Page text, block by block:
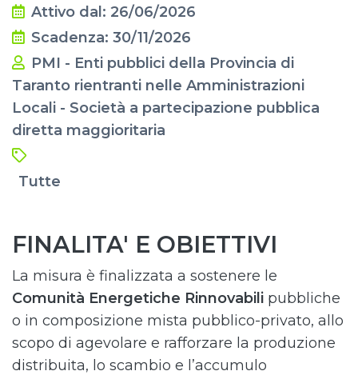
Attivo dal: 26/06/2026
Scadenza: 30/11/2026
PMI - Enti pubblici della Provincia di
Taranto rientranti nelle Amministrazioni
Locali - Società a partecipazione pubblica
diretta maggioritaria
Tutte
FINALITA' E OBIETTIVI
La misura è finalizzata a sostenere le
Comunità Energetiche Rinnovabili pubbliche
o in composizione mista pubblico-privato, allo
scopo di agevolare e rafforzare la produzione
distribuita, lo scambio e l’accumulo